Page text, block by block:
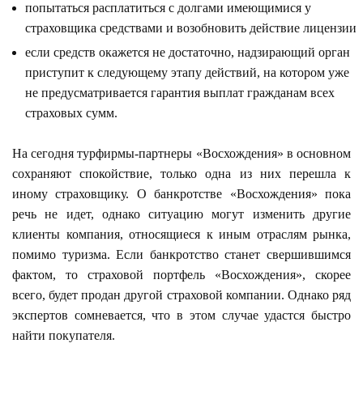
попытаться расплатиться с долгами имеющимися у
страховщика средствами и возобновить действие лицензии
если средств окажется не достаточно, надзирающий орган
приступит к следующему этапу действий, на котором уже
не предусматривается гарантия выплат гражданам всех
страховых сумм.
На сегодня турфирмы-партнеры «Восхождения» в основном
сохраняют спокойствие, только одна из них перешла к
иному страховщику. О банкротстве «Восхождения» пока
речь не идет, однако ситуацию могут изменить другие
клиенты компания, относящиеся к иным отраслям рынка,
помимо туризма. Если банкротство станет свершившимся
фактом, то страховой портфель «Восхождения», скорее
всего, будет продан другой страховой компании. Однако ряд
экспертов сомневается, что в этом случае удастся быстро
найти покупателя.